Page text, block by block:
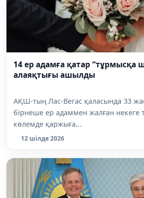
14 ер адамға қатар “тұрмысқа
алаяқтығы ашылды
АҚШ-тың Лас-Вегас қаласында 33
бірнеше ер адаммен жалған некеге
көлемде қаржыға...
12 шілде 2026